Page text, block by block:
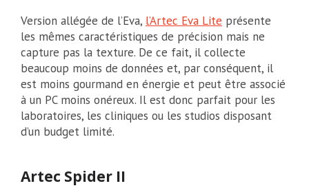
Version allégée de l’Eva, l’Artec Eva Lite présente
les mêmes caractéristiques de précision mais ne
capture pas la texture. De ce fait, il collecte
beaucoup moins de données et, par conséquent, il
est moins gourmand en énergie et peut être associé
à un PC moins onéreux. Il est donc parfait pour les
laboratoires, les cliniques ou les studios disposant
d’un budget limité.
Artec Spider II